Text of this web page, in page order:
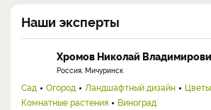
Наши эксперты
Хромов Николай
Россия, Мичуринск
Сад Огород Ландшафтный дизайн
Цветы
Комнатные растения
Виноград